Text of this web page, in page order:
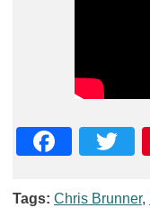
Tags: Chris Brunner,